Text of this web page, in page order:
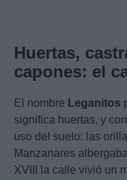
Huertas,
capones: el
El nombre Leganitos
significa huertas, y
uso del suelo: las
Manzanares
XVIII la calle vivió un